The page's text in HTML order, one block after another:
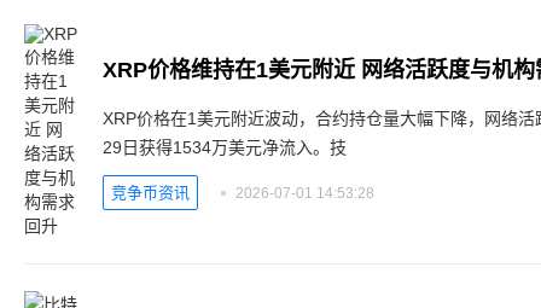
XRP价格维持在1美元附近 网络活跃度与机构
XRP价格在1美元附近波动，合约持仓量大幅下降，网络
29日获得1534万美元净流入。技
竞争币资讯 2026-07-01 14:53:28